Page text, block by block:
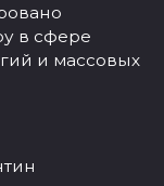
в сфере
и массовых